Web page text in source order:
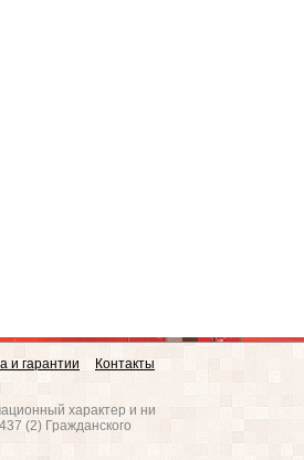
и гарантии
Контакты
характер и ни
(2) Гражданского